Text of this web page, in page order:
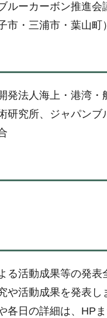
ルーカーボン推進会
市・三浦市・葉山町）
発法人海上・港湾・
研究所、ジャパンブ
る活動成果等の発表
や活動成果を発表し
各日の詳細は、HP